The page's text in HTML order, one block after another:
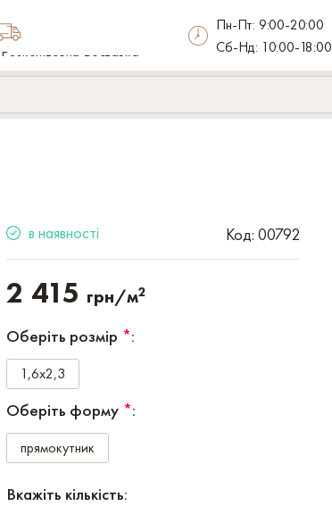
Безкоштовна доставка
по Україні
Пн-Пт: 9:00-20:00
Сб-Нд: 10:00-18:00
в наявності Код: 00792
2 415 грн/м2
Оберіть розмір *:
1,6x2,3
Оберіть форму *:
прямокутник
Вкажіть кількість: